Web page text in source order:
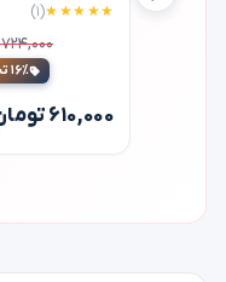
★★★★★(۱)
۷۲۴,۰۰۰ تومان
۱۶٪ تخفیف
۶۱۰,۰۰۰ تومان